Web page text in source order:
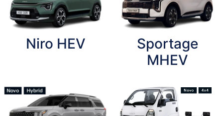
Niro HEV
Sportage
MHEV